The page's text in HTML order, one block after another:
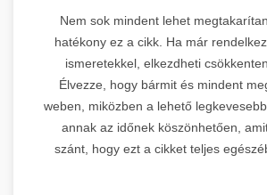
Nem sok mindent lehet
hatékony ez a cikk. Ha már
ismeretekkel, elkezdheti
Élvezze, hogy bármit és mindent
weben, miközben a lehető
annak az időnek köszönhetően,
szánt, hogy ezt a cikket teljes